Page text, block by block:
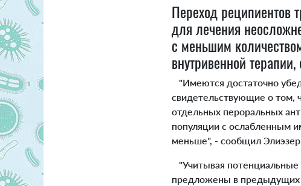
Переход реципиентов
для лечения
с меньшим
внутривенной
"Имеются достаточно
свидетельствующие о том,
отдельных пероральных
популяции с ослабленным
меньше", - сообщил
"Учитывая
предложены в предыдущих